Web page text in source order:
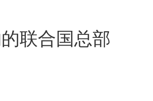
联合国总部